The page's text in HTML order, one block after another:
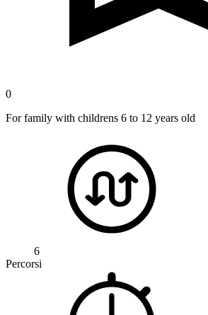
0
For family with childrens 6 to 12 years old
6
Percorsi